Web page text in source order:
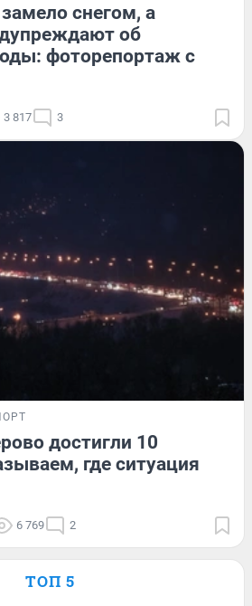
снегом, а
об
фоторепортаж с
3 817 3
достигли 10
где ситуация
6 769 2
ТОП 5